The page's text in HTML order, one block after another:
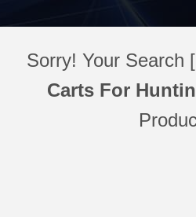
Sorry! Your Search [
Carts For